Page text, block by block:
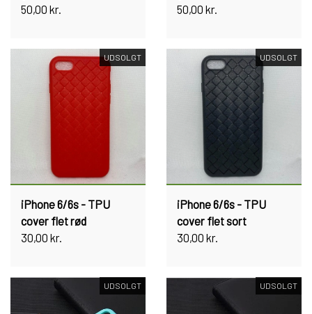
50,00 kr.
50,00 kr.
UDSOLGT
iPhone 6/6s - TPU
cover flet rød
30,00 kr.
UDSOLGT
iPhone 6/6s - TPU
cover flet sort
30,00 kr.
UDSOLGT UDSOLGT